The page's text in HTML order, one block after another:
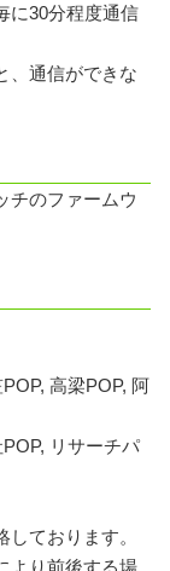
に30分程度通信
、通信ができな
チのファームウ
高梁POP, 阿
リサーチパ
ております。
より前後する場